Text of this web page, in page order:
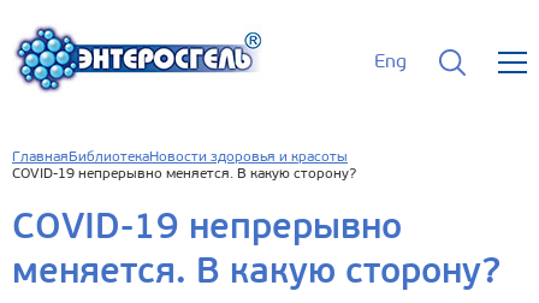
Eng
Главная БиблиотекаНовости здоровья и красоты
COVID-19 непрерывно меняется. В какую сторону?
COVID-19 непрерывно
меняется. В какую сторону?